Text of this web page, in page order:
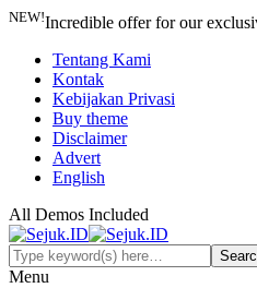
NEW!Incredible offer for our
Tentang Kami
Kontak
Kebijakan Privasi
Buy theme
Disclaimer
Advert
English
All Demos Included
Menu